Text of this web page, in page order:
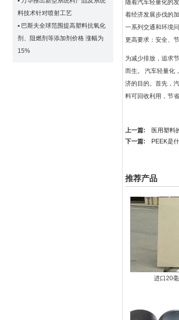
料技术针对喷射工艺
▪ 巴斯夫全球范围提高塑料抗氧化
剂、阻燃剂等添加剂价格 涨幅为
15%
随着汽车轻量化的
着经济发展步伐的
一系列交通和环境
更高要求：安全、节
为减少排放，追求
而生。 汽车轻量化
济的目的。首先，
料可回收利用，节
上一篇: 医用塑料
下一篇: PEEK是
推荐产品
进口20